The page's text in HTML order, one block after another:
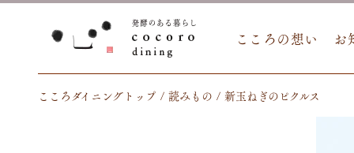
こころの想い お
こころダイニングトップ 読みもの 新玉ねぎのピクルス